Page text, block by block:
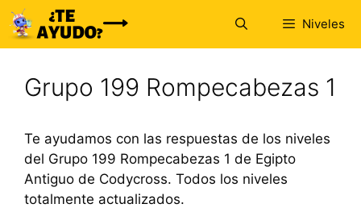
Saltar
al
contenido
Niveles
Grupo 199 Rompecabezas 1
Te ayudamos con las respuestas de los niveles
del Grupo 199 Rompecabezas 1 de Egipto
Antiguo de Codycross. Todos los niveles
totalmente actualizados.